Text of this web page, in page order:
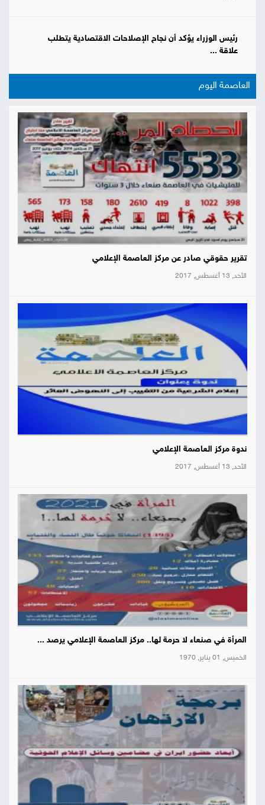
رئيس الوزراء يؤكد أن نجاح الإصلاحات الاقتصادية يتطلب
علاقة ...
العاصمة اليوم
تقرير حقوقي صادر عن مركز العاصمة الإعلامي
الأحد, 13 أغسطس, 2017
ندوة مركز العاصمة الإعلامي
الأحد, 13 أغسطس, 2017
المرأة في صنعاء لا حرمة لها.. مركز العاصمة الإعلامي يرصد ...
الخميس, 01 يناير, 1970